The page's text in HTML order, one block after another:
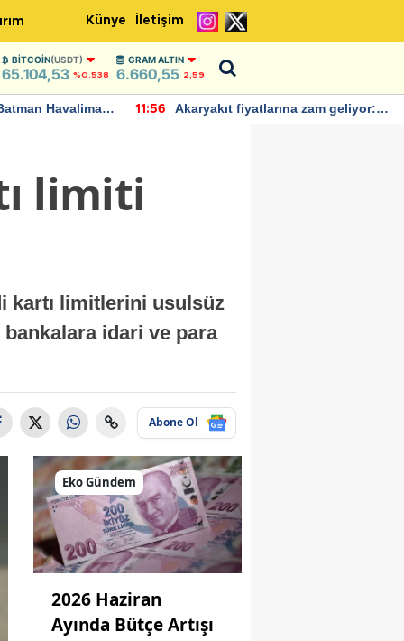
Künye İletişim
BITCOIN(USDT)
65.104,53 %0.538
GRAM ALTIN
6.660,55 2,59
Havalimanı
11:56
Akaryakıt fiyatlarına zam geliyor:
limiti
kartı limitlerini usulsüz
idari ve para
Abone Ol
Eko Gündem
2026 Haziran
Ayında Bütçe Artışı